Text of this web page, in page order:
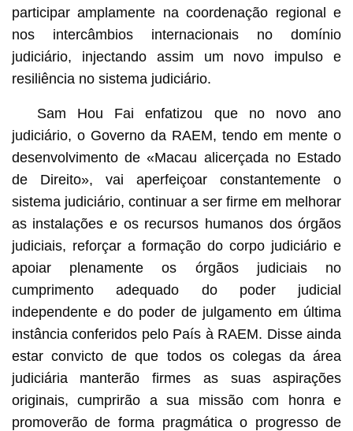
participar amplamente na coordenação regional e
nos intercâmbios internacionais no domínio
judiciário, injectando assim um novo impulso e
resiliência no sistema judiciário.
Sam Hou Fai enfatizou que no novo ano
judiciário, o Governo da RAEM, tendo em mente o
desenvolvimento de «Macau alicerçada no Estado
de Direito», vai aperfeiçoar constantemente o
sistema judiciário, continuar a ser firme em melhorar
as instalações e os recursos humanos dos órgãos
judiciais, reforçar a formação do corpo judiciário e
apoiar plenamente os órgãos judiciais no
cumprimento adequado do poder judicial
independente e do poder de julgamento em última
instância conferidos pelo País à RAEM. Disse ainda
estar convicto de que todos os colegas da área
judiciária manterão firmes as suas aspirações
originais, cumprirão a sua missão com honra e
promoverão de forma pragmática o progresso de